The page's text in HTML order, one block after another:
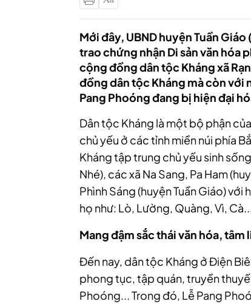
Mới đây, UBND huyện Tuần
trao chứng nhận Di sản văn hóa
cộng đồng dân tộc Kháng xã
đồng dân tộc Kháng mà còn với
Pang Phoóng đang bị hiện đại
Dân tộc Kháng là một bộ phận
chủ yếu ở các tỉnh miền núi phía
Kháng tập trung chủ yếu sinh
Nhé), các xã Na Sang, Pa Ham
Phình Sáng (huyện Tuần Giáo)
họ như: Lò, Lường, Quàng, Vì,
Mang đậm sắc thái văn hóa, tâm
Đến nay, dân tộc Kháng ở Điện
phong tục, tập quán, truyền
Phoóng... Trong đó, Lễ Pang